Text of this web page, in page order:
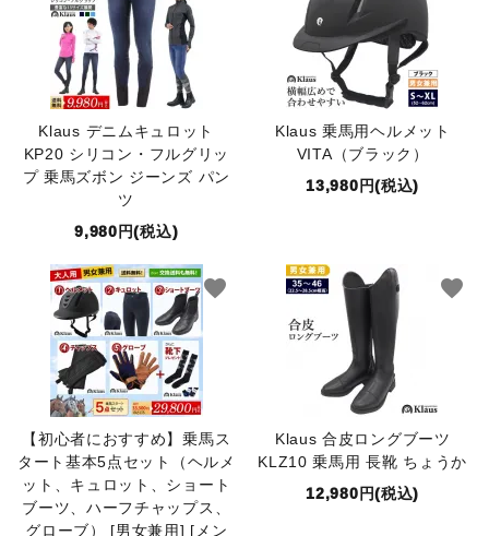
Klaus デニムキュロット
KP20 シリコン・フルグリッ
プ 乗馬ズボン ジーンズ パン
ツ
9,980円(税込)
Klaus 乗馬用ヘルメット
VITA（ブラック）
13,980円(税込)
【初心者におすすめ】乗馬ス
タート基本5点セット（ヘルメ
ット、キュロット、ショート
ブーツ、ハーフチャップス、
グローブ） [男女兼用] [メン
favorite
Klaus 合皮ロングブーツ
KLZ10 乗馬用 長靴 ちょうか
12,980円(税込)
favorite